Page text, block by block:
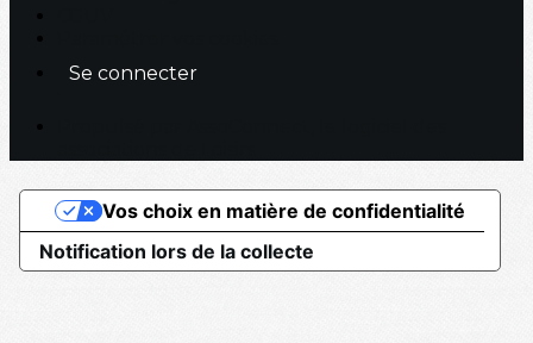
Se connecter
Notification lors de la collecte
Vos choix en matière de confidentialité